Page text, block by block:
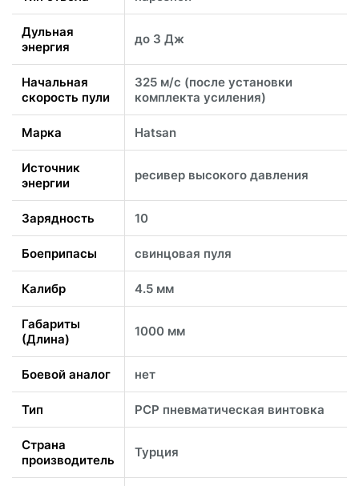
Дульная
энергия
до 3 Дж
Начальная
скорость пули
325 м/с (после установки
комплекта усиления)
Марка Hatsan
Источник
энергии
ресивер высокого давления
Зарядность 10
Боеприпасы свинцовая пуля
Калибр 4.5 мм
Габариты
(Длина)
1000 мм
Боевой аналог нет
Тип PCP пневматическая винтовка
Страна
производитель
Турция